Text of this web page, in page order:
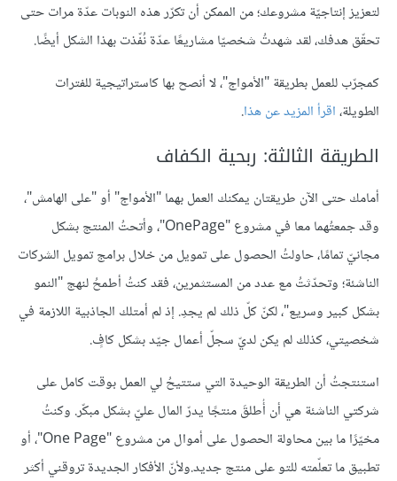
لتعزيز إنتاجيّة مشروعك؛ من الممكن أن تكرّر هذه النوبات عدّة مرات حتى
تحقّق هدفك، لقد شهدتُ شخصيّا مشاريعًا عدّة نُفّذت بهذا الشكل أيضًا.
كمجرّب للعمل بطريقة "الأمواج"، لا أنصح بها كاستراتيجية للفترات
الطويلة،اقرأ المزيد عن هذا.
الطريقة الثالثة: ربحية الكفاف
أمامك حتى الآن طريقتان يمكنك العمل بهما "الأمواج" أو "على الهامش"،
وقد جمعتُهما معا في مشروع "OnePage"، وأتحتُ المنتج بشكل
مجانيّ تمامًا، حاولتُ الحصول على تمويل من خلال برامج تمويل الشركات
الناشئة؛ وتحدّثتُ مع عدد من المستثمرين، فقد كنتُ أطمحُ لنهج "النمو
بشكل كبير وسريع"، لكنّ كلّ ذلك لم يجدِ. إذ لم أمتلك الجاذبية اللازمة في
شخصيتي، كذلك لم يكن لديّ سجلّ أعمال جيّد بشكل كافٍ.
استنتجتُ أن الطريقة الوحيدة التي ستتيحُ لي العمل بوقت كامل على
شركتي الناشئة هي أن أُطلقَ منتجًا يدرّ المال عليّ بشكل مبكّر. وكنتُ
مخيّرًا ما بين محاولة الحصول على أموال من مشروع "One Page"، أو
تطبيق ما تعلّمته للتو على منتج جديد.ولأنّ الأفكار الجديدة تروقني أكثر